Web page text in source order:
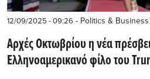
12/09/2025 - 09:26 - Politics & Business
Αρχές Οκτωβρίου η νέα
Ελληνοαμερικανό φίλο του